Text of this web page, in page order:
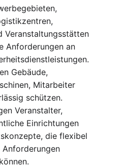
Veranstaltungsstätten
Anforderungen an
Gebäude,
Mitarbeiter
schützen.
Veranstalter,
Einrichtungen
die flexibel